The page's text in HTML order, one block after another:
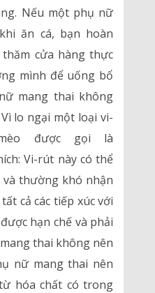
Nếu một phụ nữ
ăn cá, bạn hoàn
cửa hàng thực
mình để uống bổ
mang thai không
lo ngại một loại vi-
được gọi là
Vi-rút này có thể
thường khó nhận
cả các tiếp xúc với
hạn chế và phải
thai không nên
nữ mang thai nên
hóa chất có trong